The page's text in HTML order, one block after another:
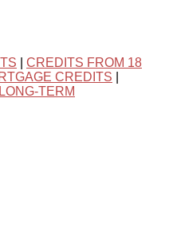
CREDITS FROM 18
CREDITS
LONG-TERM